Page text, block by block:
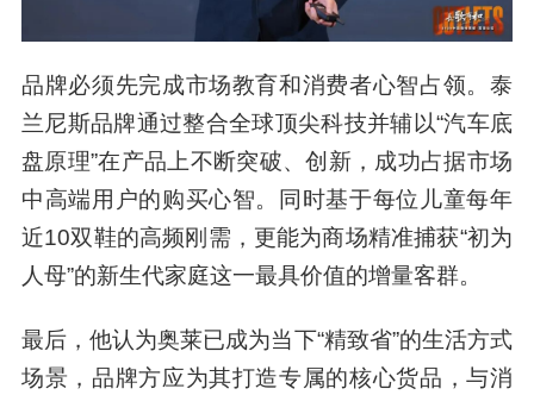
品牌必须先完成市场教育和消费者心智占领。泰
兰尼斯品牌通过整合全球顶尖科技并辅以“汽车底
盘原理”在产品上不断突破、创新，成功占据市场
中高端用户的购买心智。同时基于每位儿童每年
近10双鞋的高频刚需，更能为商场精准捕获“初为
人母”的新生代家庭这一最具价值的增量客群。
最后，他认为奥莱已成为当下“精致省”的生活方式
场景，品牌方应为其打造专属的核心货品，与消